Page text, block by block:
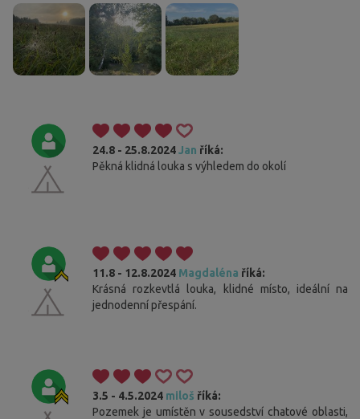
24.8 - 25.8.2024Jan říká:
Pěkná klidná louka s výhledem do okolí
11.8 - 12.8.2024 Magdaléna říká:
Krásná rozkevtlá louka, klidné místo, ideální na
jednodenní přespání.
3.5 - 4.5.2024 miloš říká:
Pozemek je umístěn v sousedství chatové oblasti,